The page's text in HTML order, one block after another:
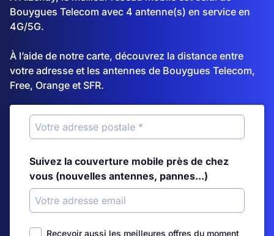
Bouygues Telecom avec 4 antenne(s) en service en
4G/5G.
À l’aide de notre carte, découvrez la distance entre
votre adresse et les antennes de Bouygues Telecom,
Free, Orange et SFR.
Suivez la couverture mobile près de chez
vous (nouvelles antennes, pannes...)
Recevoir aussi les meilleures offres du moment